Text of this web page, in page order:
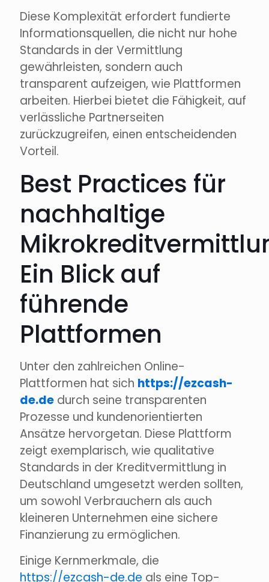
Diese Komplexität erfordert fundierte
Informationsquellen, die nicht nur hohe
Standards in der Vermittlung
gewährleisten, sondern auch
transparent aufzeigen, wie Plattformen
arbeiten. Hierbei bietet die Fähigkeit, auf
verlässliche Partnerseiten
zurückzugreifen, einen entscheidenden
Vorteil.
Best Practices für
nachhaltige
Ein Blick auf
führende
Plattformen
Unter den zahlreichen Online-
Plattformen hat sich https://ezcash-
de.de durch seine transparenten
Prozesse und kundenorientierten
Ansätze hervorgetan. Diese Plattform
zeigt exemplarisch, wie qualitative
Standards in der Kreditvermittlung in
Deutschland umgesetzt werden sollten,
um sowohl Verbrauchern als auch
kleineren Unternehmen eine sichere
Finanzierung zu ermöglichen.
Einige Kernmerkmale, die
https://ezcash-de.de als eine Top-